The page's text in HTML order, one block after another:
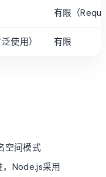
有限（
使用） 有限
空间模式
，Node.js采用